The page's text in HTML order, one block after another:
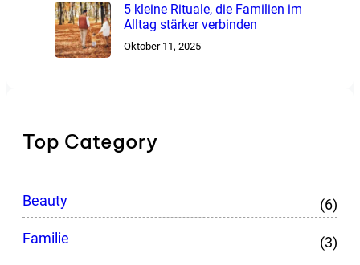
5 kleine Rituale, die Familien im
Alltag stärker verbinden
Oktober 11, 2025
Top Category
Beauty
(6)
Familie
(3)